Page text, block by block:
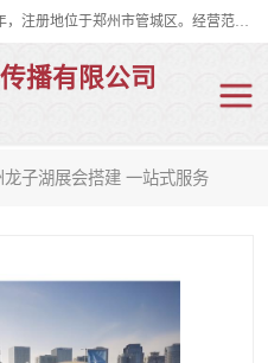
郑州道清文化传播有限公司成立于2015年，注册地位于郑州市管城区。经营范围包括会议及展览服务、庆典礼仪策划、企业形象策划、企业管理咨询、计算机图文设计、制作等。主要产品服务有：舞台桁架搭建，背景板搭建，灯光音响，雷亚舞台搭建、龙门架搭建、会议桌椅租赁、灯光音响租赁、空飘出租、气柱拱门租赁、喷绘写真制作、kt板制作。
播有限公司
龙子湖展会搭建 一站式服务
truss架出租